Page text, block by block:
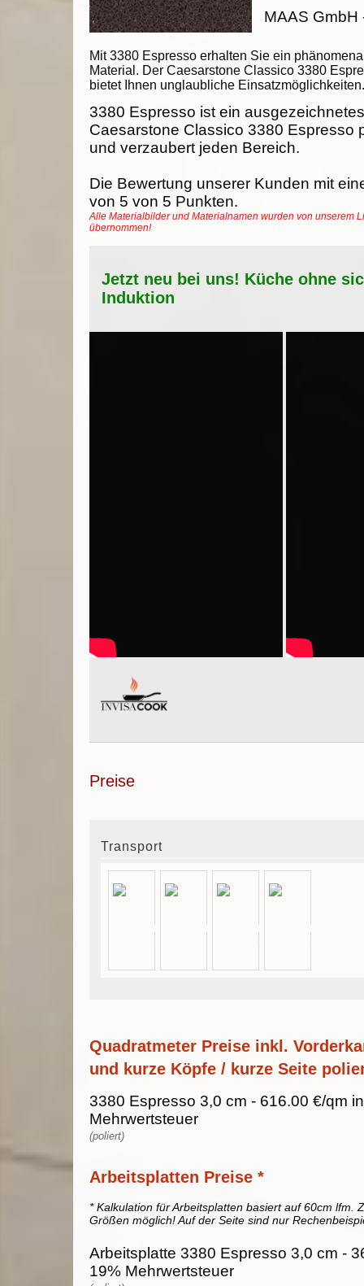
Mit 3380 Espresso erhalten Sie ein
Material. Der Caesarstone Classico 3380
bietet Ihnen unglaubliche Einsatzmöglichkeiten.
MAAS GmbH
3380 Espresso ist ein
Caesarstone Classico 3380 Espresso
und verzaubert jeden Bereich.
Die Bewertung unserer Kunden mit
von 5 von 5 Punkten.
Alle Materialbilder und Materialnamen wurden von unserem
übernommen!
Jetzt neu bei uns! Küche ohne
Induktion
Preise
Transport
Quadratmeter Preise inkl.
und kurze Köpfe / kurze Seite
3380 Espresso 3,0 cm - 616.00 €/qm
Mehrwertsteuer
(poliert)
Arbeitsplatten Preise *
* Kalkulation für Arbeitsplatten basiert auf 60cm lfm.
Größen möglich! Auf der Seite sind nur
Arbeitsplatte 3380 Espresso 3,0 cm -
19% Mehrwertsteuer